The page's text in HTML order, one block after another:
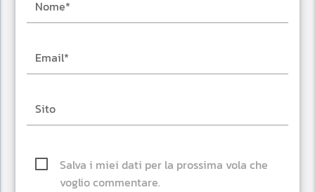
Salva i miei dati per la prossima vola che
voglio commentare.